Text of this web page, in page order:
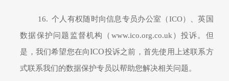
16. 个人有权随时向信息专员办公室（ICO）、英国
数据保护问题监督机构（ www.ico.org.co.uk ）投诉。但
是，我们希望您在向ICO投诉之前，首先使用上述联系方
式联系我们的数据保护专员 以帮助您解决相关问题。